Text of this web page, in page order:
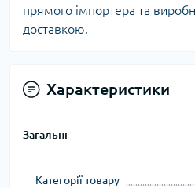
прямого імпортера та
доставкою.
Характеристики
Загальні
Категорії товару